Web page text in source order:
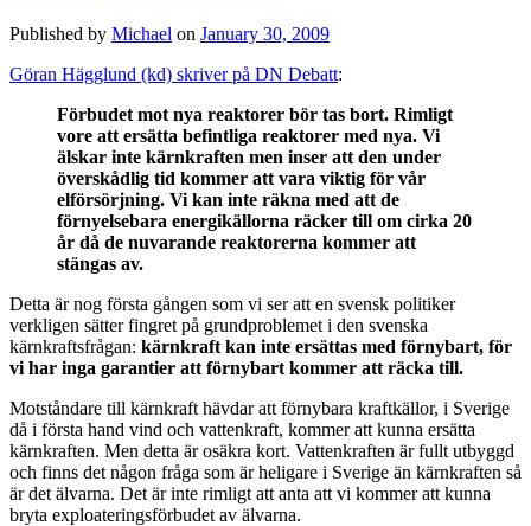
Published by Michael on January 30, 2009
Göran Hägglund (kd) skriver på DN Debatt:
Förbudet mot nya reaktorer bör tas bort. Rimligt
vore att ersätta befintliga reaktorer med nya. Vi
älskar inte kärnkraften men inser att den under
överskådlig tid kommer att vara viktig för vår
elförsörjning. Vi kan inte räkna med att de
förnyelsebara energikällorna räcker till om cirka 20
år då de nuvarande reaktorerna kommer att
stängas av.
Detta är nog första gången som vi ser att en svensk politiker
verkligen sätter fingret på grundproblemet i den svenska
kärnkraftsfrågan: kärnkraft kan inte ersättas med förnybart, för
vi har inga garantier att förnybart kommer att räcka till.
Motståndare till kärnkraft hävdar att förnybara kraftkällor, i Sverige
då i första hand vind och vattenkraft, kommer att kunna ersätta
kärnkraften. Men detta är osäkra kort. Vattenkraften är fullt utbyggd
och finns det någon fråga som är heligare i Sverige än kärnkraften så
är det älvarna. Det är inte rimligt att anta att vi kommer att kunna
bryta exploateringsförbudet av älvarna.